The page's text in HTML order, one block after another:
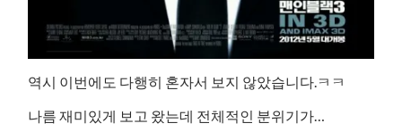
역시 이번에도 다행히 혼자서 보지 않았습니다.ㅋㅋ
나름 재미있게 보고 왔는데 전체적인 분위기가…